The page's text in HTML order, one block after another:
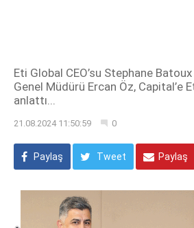
Eti Global CEO’su Stephane
Genel Müdürü Ercan Öz, Capital’e
anlattı...
21.08.2024 11:50:59 0
Paylaş Tweet Paylaş